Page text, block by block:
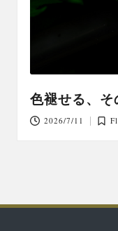
色褪せる、
2026/7/11
稿